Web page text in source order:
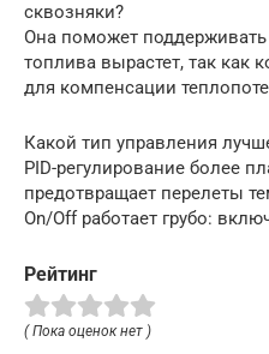
сквозняки?
Она поможет поддерживать
топлива вырастет, так как
для компенсации
Какой тип управления
PID-регулирование более
предотвращает перелеты
On/Off работает грубо:
Рейтинг
( Пока оценок нет )